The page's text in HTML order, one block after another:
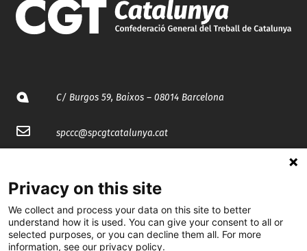
C/ Burgos 59, Baixos – 08014 Barcelona
spccc@spcgtcatalunya.cat
@CGTCatalunya
cgtcatalunya
Privacy on this site
We collect and process your data on this site to better
understand how it is used. You can give your consent to all or
selected purposes, or you can decline them all. For more
information, see our privacy policy.